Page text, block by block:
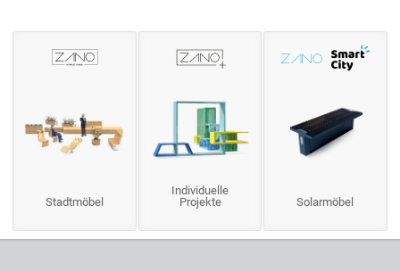
Stadtmöbel
Individuelle
Projekte
Solarmöbel